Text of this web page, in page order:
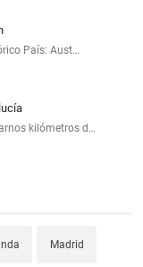
País: Aust…
kilómetros d…
Madrid